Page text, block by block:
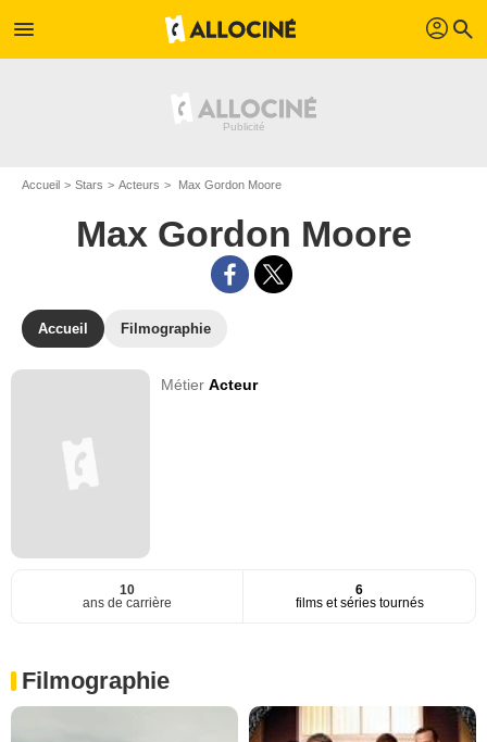
menu profil search
Accueil Stars Acteurs Max Gordon Moore
Max Gordon Moore
Accueil Filmographie
MétierActeur
10
ans de carrière
6
films et séries tournés
Filmographie